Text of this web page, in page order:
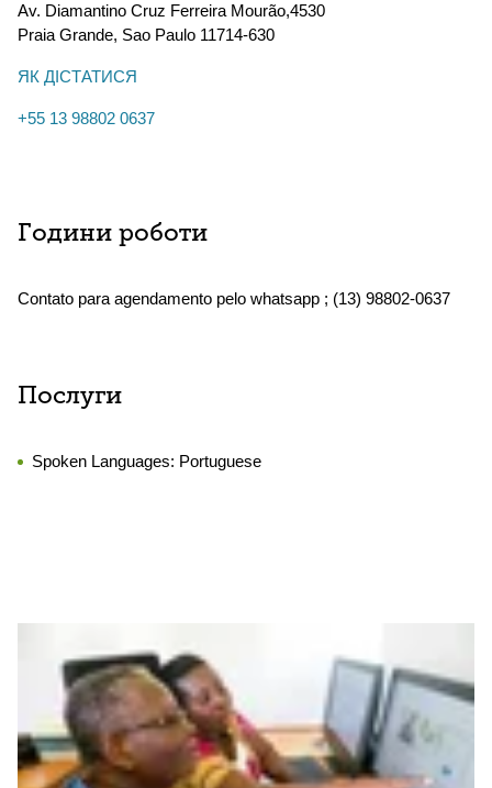
Av. Diamantino Cruz Ferreira Mourão,4530
Praia Grande, Sao Paulo 11714-630
ЯК ДІСТАТИСЯ
+55 13 98802 0637
Години роботи
Contato para agendamento pelo whatsapp ; (13) 98802-0637
Послуги
Spoken Languages: Portuguese